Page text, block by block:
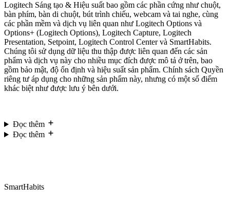
Logitech Sáng tạo & Hiệu suất bao gồm các phần cứng như chuột,
bàn phím, bàn di chuột, bút trình chiếu, webcam và tai nghe, cùng
các phần mềm và dịch vụ liên quan như Logitech Options và
Options+ (Logitech Options), Logitech Capture, Logitech
Presentation, Setpoint, Logitech Control Center và SmartHabits.
Chúng tôi sử dụng dữ liệu thu thập được liên quan đến các sản
phẩm và dịch vụ này cho nhiều mục đích được mô tả ở trên, bao
gồm bảo mật, độ ổn định và hiệu suất sản phẩm. Chính sách Quyền
riêng tư áp dụng cho những sản phẩm này, nhưng có một số điểm
khác biệt như được lưu ý bên dưới.
Đọc thêm
Đọc thêm
SmartHabits